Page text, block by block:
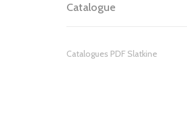
Catalogue
Catalogues PDF Slatkine